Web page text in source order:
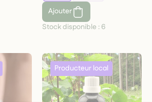
Ajouter
Stock disponible : 6